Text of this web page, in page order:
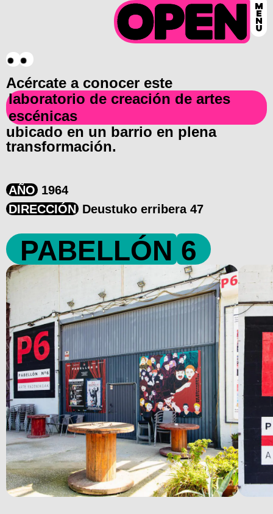
Acércate a conocer este
laboratorio de creación de artes
escénicas
ubicado en un barrio en plena
transformación.
AÑO 1964
DIRECCIÓN Deustuko erribera 47
PABELLÓN 6